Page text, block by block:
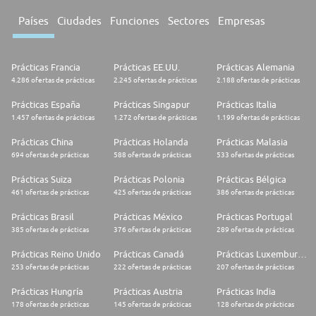
Países Ciudades Funciones Sectores Empresas
Prácticas Francia
4.286 ofertas de prácticas
Prácticas EE.UU.
2.245 ofertas de prácticas
Prácticas Alemania
2.188 ofertas de prácticas
Prácticas España
1.457 ofertas de prácticas
Prácticas Singapur
1.272 ofertas de prácticas
Prácticas Italia
1.199 ofertas de prácticas
Prácticas China
694 ofertas de prácticas
Prácticas Holanda
588 ofertas de prácticas
Prácticas Malasia
533 ofertas de prácticas
Prácticas Suiza
461 ofertas de prácticas
Prácticas Polonia
425 ofertas de prácticas
Prácticas Bélgica
386 ofertas de prácticas
Prácticas Brasil
385 ofertas de prácticas
Prácticas México
376 ofertas de prácticas
Prácticas Portugal
289 ofertas de prácticas
Prácticas Reino Unido
253 ofertas de prácticas
Prácticas Canadá
222 ofertas de prácticas
Prácticas Luxemburgo
207 ofertas de prácticas
Prácticas Hungría
178 ofertas de prácticas
Prácticas Austria
145 ofertas de prácticas
Prácticas India
128 ofertas de prácticas